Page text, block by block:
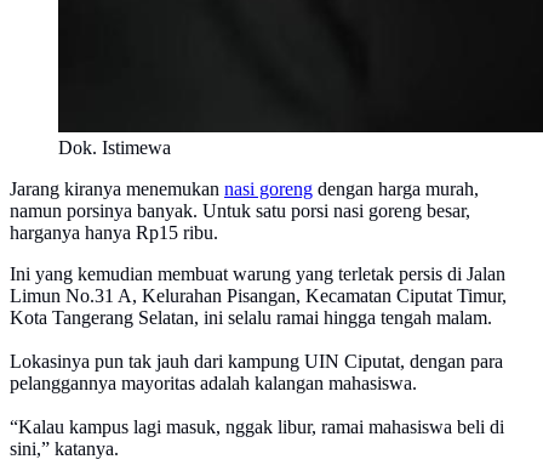
Dok. Istimewa
Jarang kiranya menemukan nasi goreng dengan harga murah,
namun porsinya banyak. Untuk satu porsi nasi goreng besar,
harganya hanya Rp15 ribu.
Ini yang kemudian membuat warung yang terletak persis di Jalan
Limun No.31 A, Kelurahan Pisangan, Kecamatan Ciputat Timur,
Kota Tangerang Selatan, ini selalu ramai hingga tengah malam.
Lokasinya pun tak jauh dari kampung UIN Ciputat, dengan para
pelanggannya mayoritas adalah kalangan mahasiswa.
“Kalau kampus lagi masuk, nggak libur, ramai mahasiswa beli di
sini,” katanya.